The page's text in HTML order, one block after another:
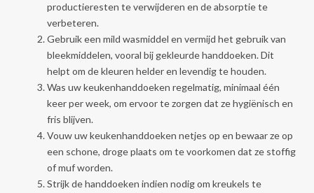
productieresten te verwijderen en de absorptie te
verbeteren.
Gebruik een mild wasmiddel en vermijd het gebruik van
bleekmiddelen, vooral bij gekleurde handdoeken. Dit
helpt om de kleuren helder en levendig te houden.
Was uw keukenhanddoeken regelmatig, minimaal één
keer per week, om ervoor te zorgen dat ze hygiënisch en
fris blijven.
Vouw uw keukenhanddoeken netjes op en bewaar ze op
een schone, droge plaats om te voorkomen dat ze stoffig
of muf worden.
Strijk de handdoeken indien nodig om kreukels te